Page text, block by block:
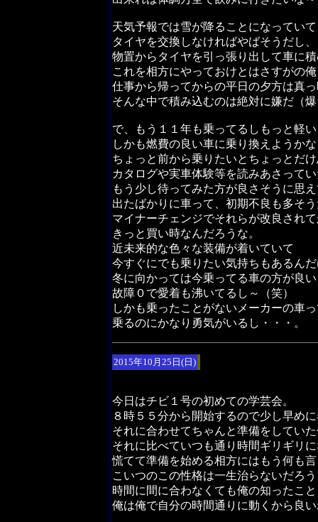
天気予報では雪が降ることになっていて
タイヤを交換しなければやばそうだし、
物置からタイヤを引っ張り出して車に
これを相方にやっておけとはさすがの
仕事から帰ってからの平日の夕方は真
そんな中で積み込むのは絶対に嫌だ（
で、もう１１年も乗ってるしもっと軽
しかも燃費の良い車に乗り換えようか
ちょっと前から乗りたいとちょっとだ
カタログや実車体験等を読みあさって
もう少し待ってみた方が良さそうに思
出たばかりに車って、初期不良も多そ
マイナーチェンジでそれらが改良され
きっと買い時なんだろうな。
近未来的な色々な装備が着いていて
今すぐにでも乗りたい気持ちもあるん
冬に向かっては今乗ってる車の方が良
故障０で愛着も沸いてるし～（笑）
しかも乗ったことがないメーカーの車
乗るのにかなり勇気がいるし・・・。
2015年10月25日(日)
今日はチビ１号の初めての学芸会。
８時５５分から開始するので少し早め
それに合わせてちゃんと準備をしてい
それに比べていつも通り時間ギリギリ
慌てて準備を始める相方にはもう何も
こいつのこの性格は一生治らないだろ
時間に間に合わなくても俺の知ったこ
俺は俺で自分の時間通りに動くから良